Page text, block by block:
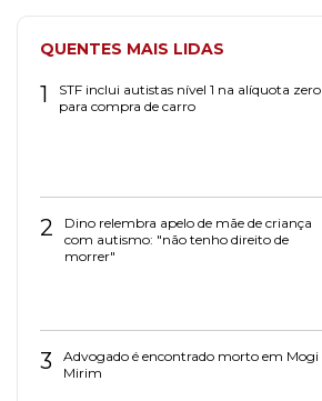
QUENTES MAIS LIDAS
1
STF inclui autistas nível 1 na alíquota zero
para compra de carro
2
Dino relembra apelo de mãe de criança
com autismo: "não tenho direito de
morrer"
3
Advogado é encontrado morto em Mogi
Mirim